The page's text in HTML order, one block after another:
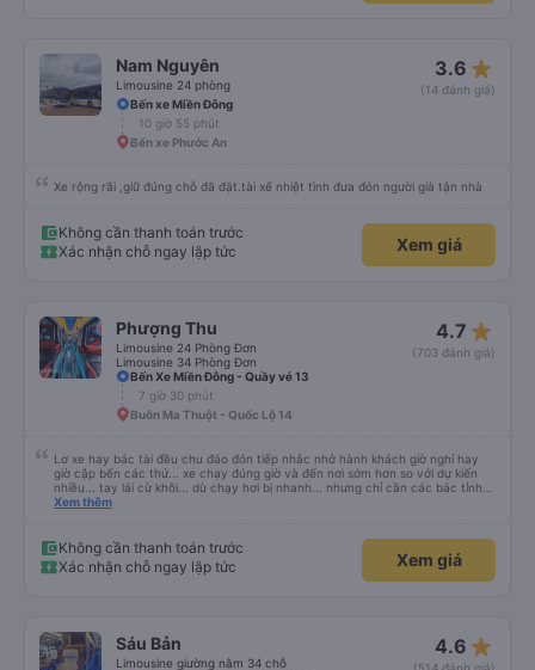
Nam Nguyên
Limousine 24 phòng
3.6 star_rate
(14 đánh giá)
Bến xe Miền Đông
10 giờ 55 phút
Bến xe Phước An
Xe rộng rãi ,giữ đúng chỗ đã đặt.tài xế nhiệt tình đưa đón người già tận nhà
Không cần thanh toán trước
Xác nhận chỗ ngay lập tức
Xem giá
Phượng Thu
Limousine 24 Phòng Đơn
Limousine 34 Phòng Đơn
4.7 star_rate
(703 đánh giá)
Bến Xe Miền Đông - Quầy vé 13
7 giờ 30 phút
Buôn Ma Thuột - Quốc Lộ 14
Lơ xe hay bác tài đều chu đáo đón tiếp nhắc nhở hành khách giờ nghỉ hay
giờ cập bến các thứ... xe chạy đúng giờ và đến nơi sớm hơn so với dự kiến
nhiều... tay lái cừ khôi... dù chạy hơi bị nhanh... nhưng chỉ cần các bác tỉnh
táo sức khoẻ đầy đủ và tay lái cứng cáp là được. Tiện nghi rất sạch sẽ và
máy chạy lâu. Thích hợp và tiện nghi cho ai có nhu cầu từ tphcm (bến xe
miền đông) lên Măng Đen chơi nhé!
Xem thêm
Không cần thanh toán trước
Xác nhận chỗ ngay lập tức
Xem giá
Sáu Bản
Limousine giường nằm 34 chỗ
4.6 star_rate